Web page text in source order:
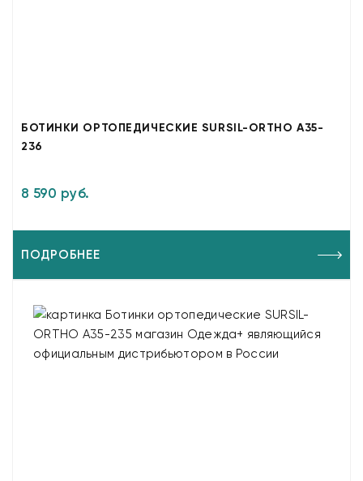
БОТИНКИ ОРТОПЕДИЧЕСКИЕ SURSIL-ORTHO A35-
236
8 590 руб.
ПОДРОБНЕЕ